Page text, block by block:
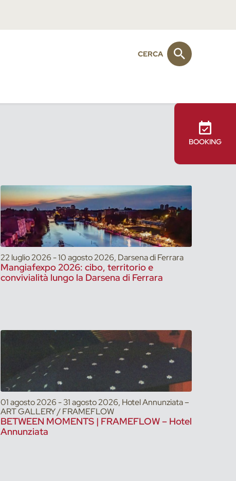
BOOKING
CERCA
22 luglio 2026 - 10 agosto 2026, Darsena di Ferrara
Mangiafexpo 2026: cibo, territorio e
convivialità lungo la Darsena di Ferrara
01 agosto 2026 - 31 agosto 2026, Hotel Annunziata –
ART GALLERY / FRAMEFLOW
BETWEEN MOMENTS | FRAMEFLOW – Hotel
Annunziata